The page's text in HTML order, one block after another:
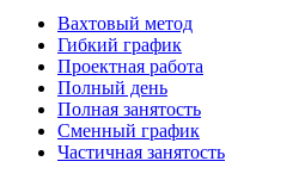
Вахтовый метод
Гибкий график
Проектная работа
Полный день
Полная занятость
Сменный график
Частичная занятость